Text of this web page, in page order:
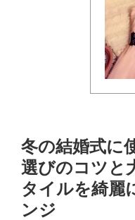
冬の結婚式に
選びのコツと
タイルを綺麗
ンジ